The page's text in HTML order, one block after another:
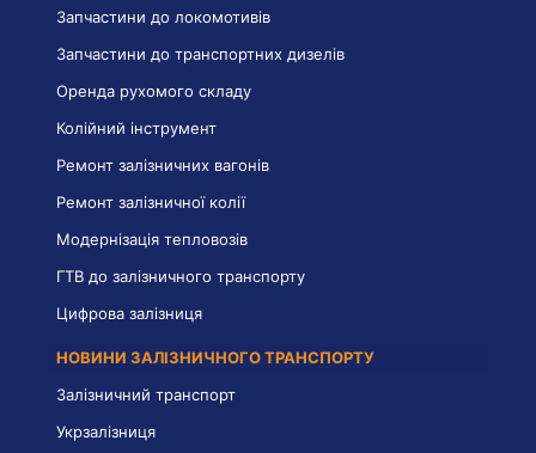
Запчастини до локомотивів
Запчастини до транспортних дизелів
Оренда рухомого складу
Колійний інструмент
Ремонт залізничних вагонів
Ремонт залізничної колії
Модернізація тепловозів
ГТВ до залізничного транспорту
Цифрова залізниця
НОВИНИ ЗАЛІЗНИЧНОГО ТРАНСПОРТУ
Залізничний транспорт
Укрзалізниця